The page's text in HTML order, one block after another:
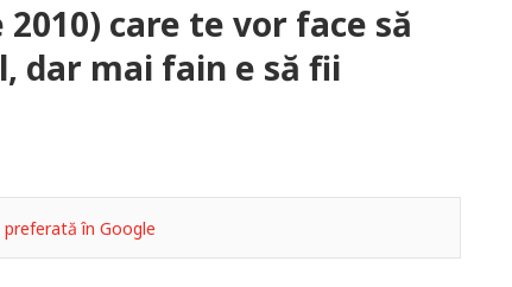
care te vor face să
dar mai fain e să fii
preferată în Google